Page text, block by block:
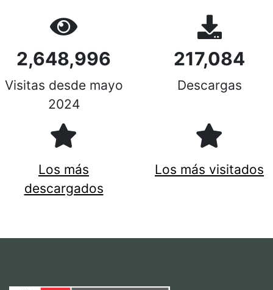
2,648,996
Visitas desde mayo
2024
217,084
Descargas
Los más
descargados
Los más visitados